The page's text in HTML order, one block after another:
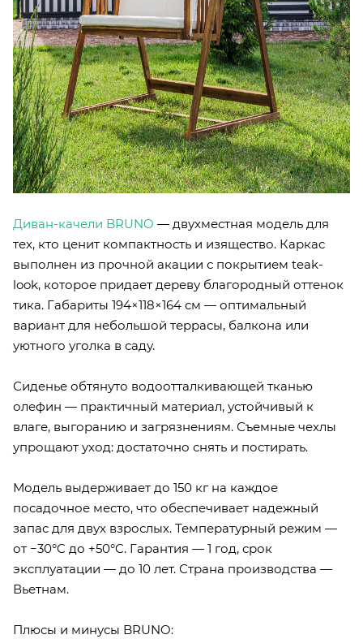
Диван-качели BRUNO — двухместная модель для
тех, кто ценит компактность и изящество. Каркас
выполнен из прочной акации с покрытием teak-
look, которое придает дереву благородный оттенок
тика. Габариты 194×118×164 см — оптимальный
вариант для небольшой террасы, балкона или
уютного уголка в саду.
Сиденье обтянуто водоотталкивающей тканью
олефин — практичный материал, устойчивый к
влаге, выгоранию и загрязнениям. Съемные чехлы
упрощают уход: достаточно снять и постирать.
Модель выдерживает до 150 кг на каждое
посадочное место, что обеспечивает надежный
запас для двух взрослых. Температурный режим —
от −30°C до +50°C. Гарантия — 1 год, срок
эксплуатации — до 10 лет. Страна производства —
Вьетнам.
Плюсы и минусы BRUNO: